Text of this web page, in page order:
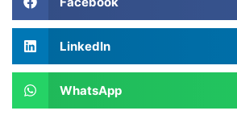
LinkedIn
WhatsApp